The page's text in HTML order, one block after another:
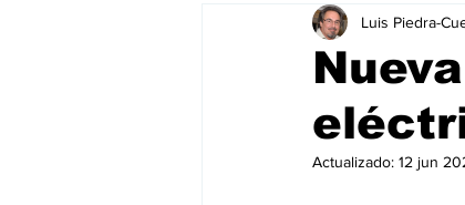
Luis Piedra-
Actualizado: 12 jun